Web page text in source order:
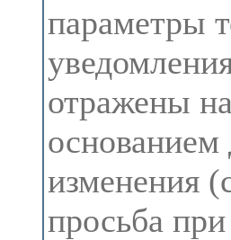
параметры
отражены
основанием
изменения
просьба